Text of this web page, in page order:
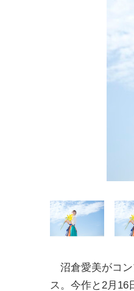
沼倉愛美がコン
ス。今作と2月16